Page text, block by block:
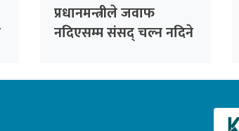
प्रधानमन्त्रीले जवाफ
नदिएसम्म संसद् चल्न नदिने